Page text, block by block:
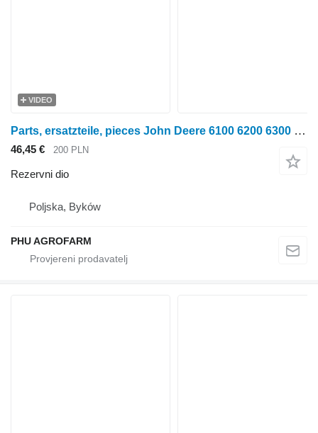
VIDEO
Parts, ersatzteile, pieces John Deere 6100 6200 6300 parts, ersatzteile, pieces za John Deere 6100 6200 6300 traktora na kotačima
46,45 € 200 PLN
Rezervni dio
Poljska, Byków
PHU AGROFARM